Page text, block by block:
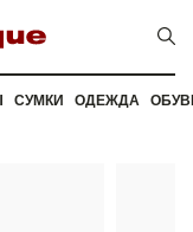
СУМКИ ОДЕЖДА